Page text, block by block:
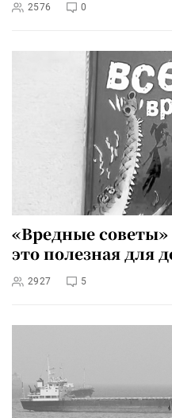
2576 0
«Вредные советы»
это полезная для
2927 5